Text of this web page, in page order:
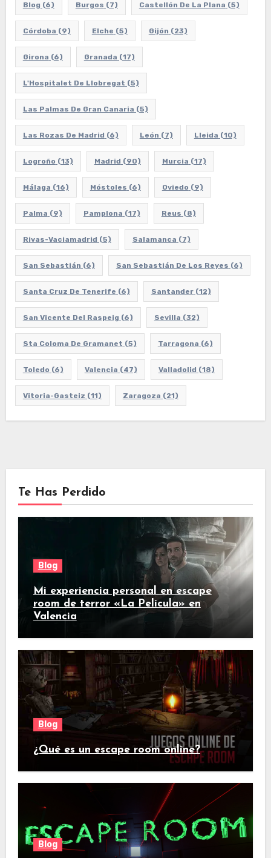
Blog (6) Burgos (7) Castellón De La Plana (5)
Córdoba (9) Elche (5) Gijón (23)
Girona (6) Granada (17)
L'Hospitalet De Llobregat (5)
Las Palmas De Gran Canaria (5)
Las Rozas De Madrid (6) León (7) Lleida (10)
Logroño (13) Madrid (90) Murcia (17)
Málaga (16) Móstoles (6) Oviedo (9)
Palma (9) Pamplona (17) Reus (8)
Rivas-Vaciamadrid (5) Salamanca (7)
San Sebastián (6) San Sebastián De Los Reyes (6)
Santa Cruz De Tenerife (6) Santander(12)
San Vicente Del Raspeig (6) Sevilla (32)
Sta Coloma De Gramanet (5) Tarragona (6)
Toledo (6) Valencia (47) Valladolid (18)
Vitoria-Gasteiz (11) Zaragoza (21)
Te Has Perdido
Blog
Mi experiencia personal en escape
room de terror «La Película» en
Valencia
Blog
¿Qué es un escape room online?
Blog